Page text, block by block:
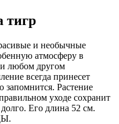
тигр
и необычные
атмосферу в
любом другом
всегда принесет
Растение
уходе сохранит
Его длина 52 см.